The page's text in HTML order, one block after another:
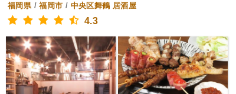
福岡県/福岡市 / 中央区舞鶴 居酒屋
4.3